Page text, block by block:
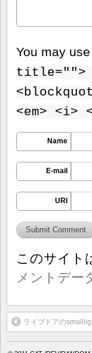
You may
title="">
<em> <i>
Name
E-mail
URI
このサイト
メントデー
ライブドアの